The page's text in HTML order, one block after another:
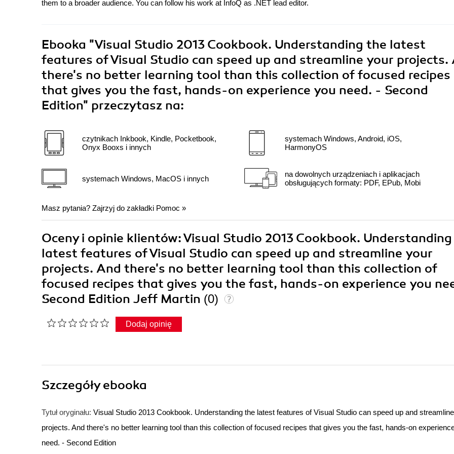
them to a broader audience. You can follow his work at InfoQ as .NET lead editor.
Ebooka "Visual Studio 2013 Cookbook. Understanding the latest
features of Visual Studio can speed up and streamline your projects.
there's no better learning tool than this collection of focused recipes
that gives you the fast, hands-on experience you need. - Second
Edition" przeczytasz na:
czytnikach Inkbook, Kindle, Pocketbook,
Onyx Booxs i innych
systemach Windows, MacOS i innych
systemach Windows, Android, iOS,
HarmonyOS
na dowolnych urządzeniach i aplikacjach
obsługujących formaty: PDF, EPub, Mobi
Masz pytania? Zajrzyj do zakładki Pomoc »
Oceny i opinie klientów: Visual Studio 2013 Cookbook.
latest features of Visual Studio can speed up and streamline your
projects. And there's no better learning tool than this collection of
focused recipes that gives you the fast, hands-on experience you
Second Edition Jeff Martin (0)
Dodaj opinię
Szczegółyebooka
Tytuł oryginału: Visual Studio 2013 Cookbook. Understanding the latest features of Visual Studio can speed up and
projects. And there's no better learning tool than this collection of focused recipes that gives you the fast, hands-on
need. - Second Edition